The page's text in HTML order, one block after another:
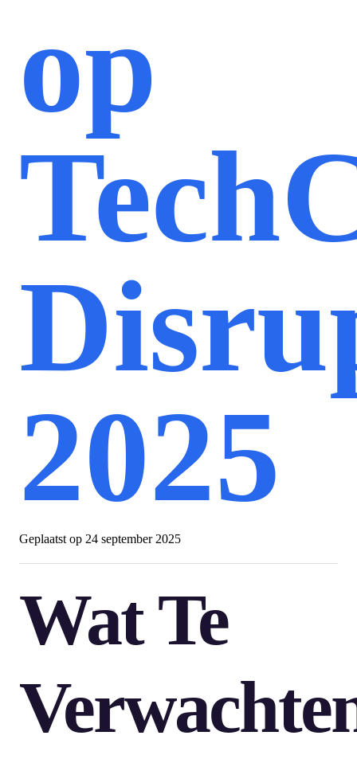
op
2025
Geplaatst op 24 september 2025
Wat Te